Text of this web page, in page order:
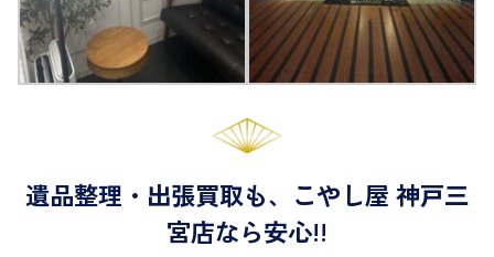
遺品整理・出張買取も、こやし屋 神戸三
宮店なら安心!!